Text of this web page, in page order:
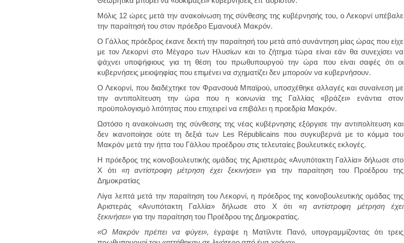
Μόλις 12 ώρες μετά την ανακοίνωση της σύνθεσης της κυβέρνησής του, ο Λεκορνί υπέβαλε
την παραίτησή του στον πρόεδρο Εμανουέλ Μακρόν.
Ο Γάλλος πρόεδρος έκανε δεκτή την παραίτησή του μετά από συνάντηση μίας ώρας που είχε
με τον Λεκορνί στο Μέγαρο των Ηλυσίων και το ζήτημα τώρα είναι εάν θα συνεχίσει να
ψάχνει υποψήφιους για τη θέση του πρωθυπουργού την ώρα που είναι σαφές ότι οι
κυβερνήσεις μειοψηφίας που επιμένει να σχηματίζει δεν μπορούν να κυβερνήσουν.
Ο Λεκορνί, που διαδέχτηκε τον Φρανσουά Μπαϊρού, υποσχέθηκε αλλαγές και συναίνεση με
την αντιπολίτευση την ώρα που η κοινωνία της Γαλλίας «βράζει» ενάντια στον
προϋπολογισμό λιτότητας που επιχειρεί να επιβάλει η προεδρία Μακρόν.
Ωστόσο η ανακοίνωση της σύνθεσης της νέας κυβέρνησης εξόργισε την αντιπολίτευση και
δεν ικανοποίησε ούτε τη δεξιά των Les Républicains που συγκυβερνά με το κόμμα του
Μακρόν μετά την ήττα του Γάλλου προέδρου στις τελευταίες βουλευτικές εκλογές.
Η πρόεδρος της κοινοβουλευτικής ομάδας της Αριστεράς «Ανυπότακτη Γαλλία» δήλωσε στο
X ότι «η αντίστροφη μέτρηση έχει ξεκινήσει»για την παραίτηση του Προέδρου της
Δημοκρατίας
Λίγα λεπτά μετά την παραίτηση του Λεκορνί, η πρόεδρος της κοινοβουλευτικής ομάδας της
Αριστεράς «Ανυπότακτη Γαλλία» δήλωσε στο X ότι «η αντίστροφη μέτρηση έχει
ξεκινήσει» για την παραίτηση του Προέδρου της Δημοκρατίας.
«Ο Μακρόν πρέπει να φύγει», έγραψε η Ματίλντε Πανό, υπογραμμίζοντας ότι τρεις